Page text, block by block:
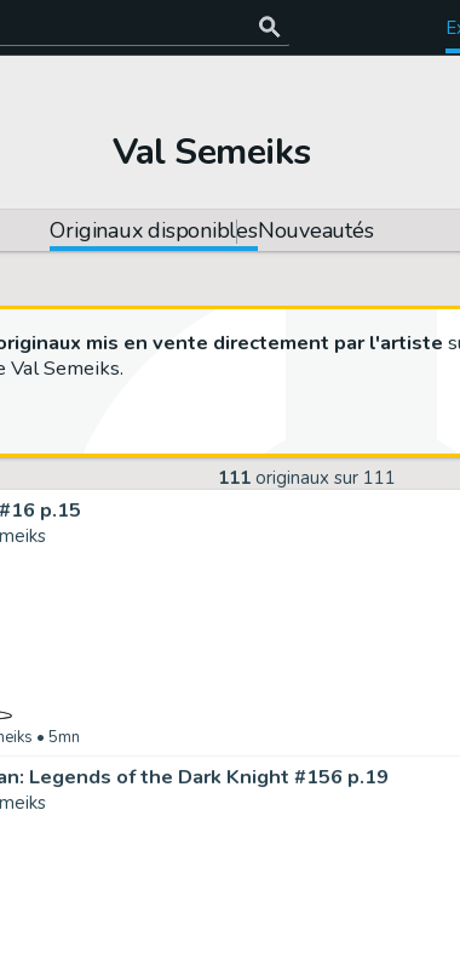
Val Semeiks
Originaux disponiblesNouveautés
111 originaux sur 111
mis en vente directement par l'artiste
Val Semeiks.
p.15
• 5mn
Legends of the Dark Knight #156 p.19